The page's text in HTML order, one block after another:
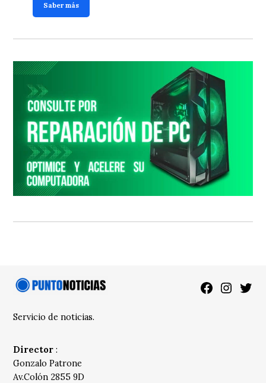
Saber más
Facebook
Servicio de noticias.
Director :
Gonzalo Patrone
Av.Colón 2855 9D